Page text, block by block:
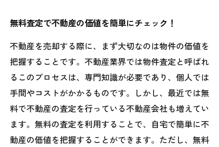
無料査定で不動産の価値を簡単にチェック！
不動産を売却する際に、まず大切なのは物件の価値を
把握することです。不動産業界では物件査定と呼ばれ
るこのプロセスは、専門知識が必要であり、個人では
手間やコストがかかるものです。しかし、最近では無
料で不動産の査定を行っている不動産会社も増えてい
ます。無料の査定を利用することで、自宅で簡単に不
動産の価値を把握することができます。ただし、無料